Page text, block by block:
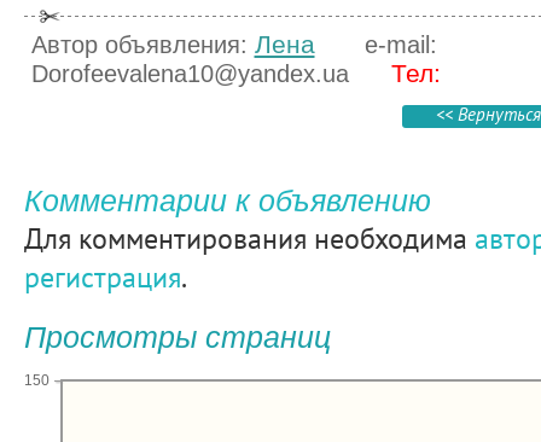
Автор объявления: Лена
e-mail:
Dorofeevalena10@yandex.ua
Тел:
<<
Комментарии к объявлению
Для комментирования необходима
регистрация.
Просмотры страниц
150